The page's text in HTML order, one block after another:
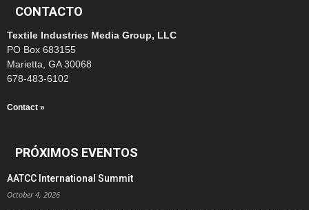
CONTACTO
Textile Industries Media Group, LLC
PO Box 683155
Marietta, GA 30068
678-483-6102
Contact »
PRÓXIMOS EVENTOS
AATCC International Summit
October 4, 2026